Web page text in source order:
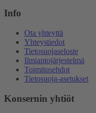
Info
Ota yhteyttä
Yhteystiedot
Tietosuojaseloste
Ilmiantojärjestelmä
Toimitusehdot
Tietosuoja-asetukset
Konsernin yhtiöt